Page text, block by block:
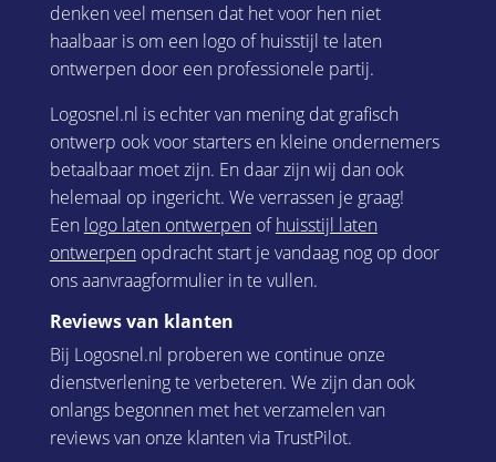
denken veel mensen dat het voor hen niet
haalbaar is om een logo of huisstijl te laten
ontwerpen door een professionele partij.
Logosnel.nl is echter van mening dat grafisch
ontwerp ook voor starters en kleine ondernemers
betaalbaar moet zijn. En daar zijn wij dan ook
helemaal op ingericht. We verrassen je graag!
Een logo laten ontwerpenofhuisstijl laten
ontwerpenopdracht start je vandaag nog op door
ons aanvraagformulier in te vullen.
Reviews van klanten
Bij Logosnel.nl proberen we continue onze
dienstverlening te verbeteren. We zijn dan ook
onlangs begonnen met het verzamelen van
reviews van onze klanten via TrustPilot.